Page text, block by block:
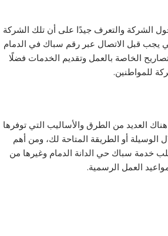
الشركة والتعرف جيدًا على أن تلك الشركة
يجب قبل الاتصال عبر رقم سباك في الدمام
الخاصة بالعمل وتقديم الخدمات فضلًا
للمواطنين.
العديد من الطرق والأساليب التي توفرها
أو الطريقة المتاحة لك، ومن أهم
خدمة سباك حي الدانة الدمام وغيرها من
العمل الرسمية.